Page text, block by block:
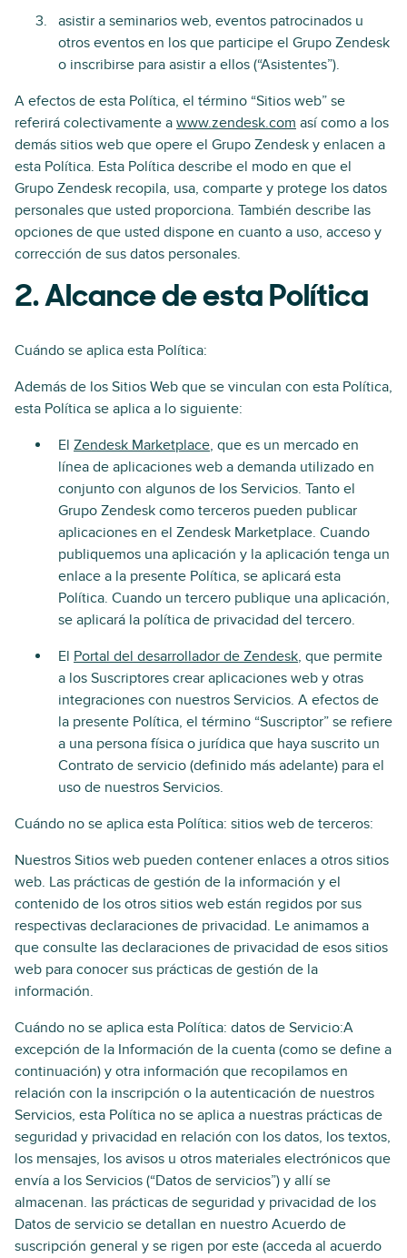
asistir a seminarios web, eventos patrocinados u
otros eventos en los que participe el Grupo Zendesk
o inscribirse para asistir a ellos (“Asistentes”).
A efectos de esta Política, el término “Sitios web” se
referirá colectivamente a www.zendesk.com así como a los
demás sitios web que opere el Grupo Zendesk y enlacen a
esta Política. Esta Política describe el modo en que el
Grupo Zendesk recopila, usa, comparte y protege los datos
personales que usted proporciona. También describe las
opciones de que usted dispone en cuanto a uso, acceso y
corrección de sus datos personales.
2. Alcance de esta Política
Cuándo se aplica esta Política:
Además de los Sitios Web que se vinculan con esta Política,
esta Política se aplica a lo siguiente:
El Zendesk Marketplace, que es un mercado en
línea de aplicaciones web a demanda utilizado en
conjunto con algunos de los Servicios. Tanto el
Grupo Zendesk como terceros pueden publicar
aplicaciones en el Zendesk Marketplace. Cuando
publiquemos una aplicación y la aplicación tenga un
enlace a la presente Política, se aplicará esta
Política. Cuando un tercero publique una aplicación,
se aplicará la política de privacidad del tercero.
El Portal del desarrollador de Zendesk, que permite
a los Suscriptores crear aplicaciones web y otras
integraciones con nuestros Servicios. A efectos de
la presente Política, el término “Suscriptor” se refiere
a una persona física o jurídica que haya suscrito un
Contrato de servicio (definido más adelante) para el
uso de nuestros Servicios.
Cuándo no se aplica esta Política: sitios web de terceros:
Nuestros Sitios web pueden contener enlaces a otros sitios
web. Las prácticas de gestión de la información y el
contenido de los otros sitios web están regidos por sus
respectivas declaraciones de privacidad. Le animamos a
que consulte las declaraciones de privacidad de esos sitios
web para conocer sus prácticas de gestión de la
información.
Cuándo no se aplica esta Política: datos de Servicio:A
excepción de la Información de la cuenta (como se define a
continuación) y otra información que recopilamos en
relación con la inscripción o la autenticación de nuestros
Servicios, esta Política no se aplica a nuestras prácticas de
seguridad y privacidad en relación con los datos, los textos,
los mensajes, los avisos u otros materiales electrónicos que
envía a los Servicios (“Datos de servicios”) y allí se
almacenan. las prácticas de seguridad y privacidad de los
Datos de servicio se detallan en nuestro Acuerdo de
suscripción general y se rigen por este (acceda al acuerdo